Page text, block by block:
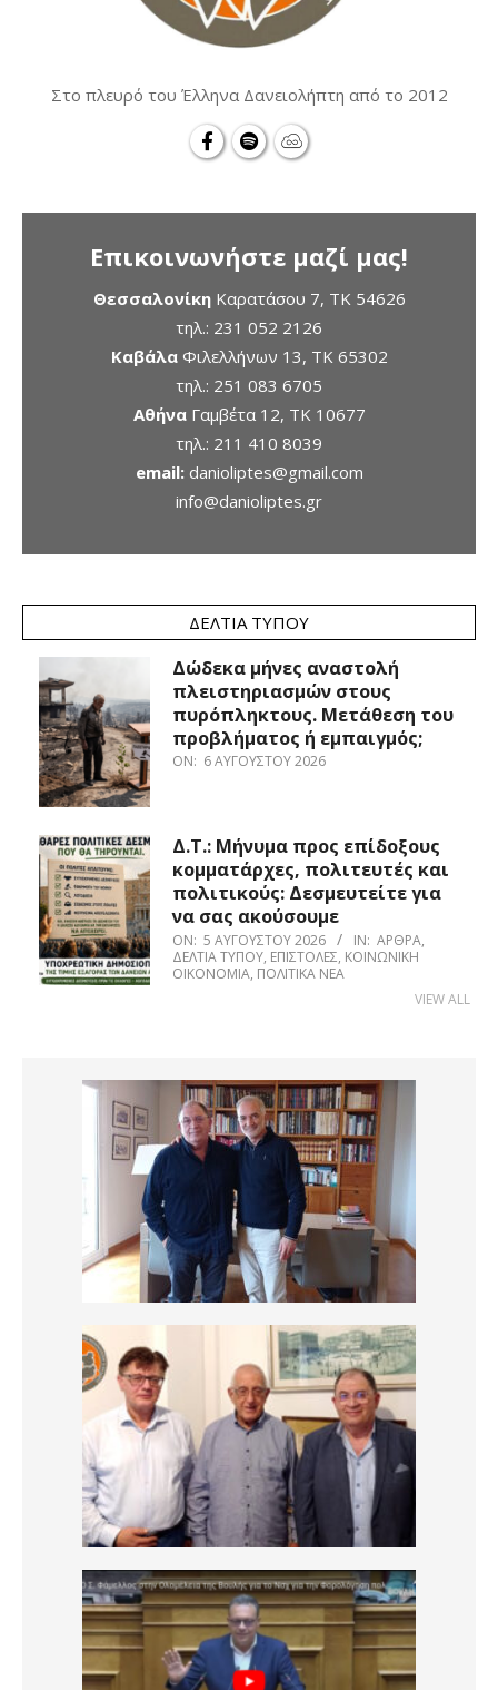
Στο πλευρό του Έλληνα Δανειολήπτη από το 2012
Επικοινωνήστε μαζί μας!
ΘεσσαλονίκηΚαρατάσου 7, TK 54626
τηλ.: 231 052 2126
ΚαβάλαΦιλελλήνων 13, ΤΚ 65302
τηλ.: 251 083 6705
ΑθήναΓαμβέτα 12, ΤΚ 10677
τηλ.: 211 410 8039
email: danioliptes@gmail.com
info@danioliptes.gr
ΔΕΛΤΊΑ ΤΎΠΟΥ
Δώδεκα μήνες αναστολή
πλειστηριασμών στους
πυρόπληκτους. Μετάθεση του
προβλήματος ή εμπαιγμός;
ON: 6 ΑΥΓΟΎΣΤΟΥ 2026
Δ.Τ.: Μήνυμα προς επίδοξους
κομματάρχες, πολιτευτές και
πολιτικούς: Δεσμευτείτε για
να σας ακούσουμε
ON: 5 ΑΥΓΟΎΣΤΟΥ 2026 IN: ΆΡΘΡΑ,
ΔΕΛΤΊΑ ΤΎΠΟΥ, ΕΠΙΣΤΟΛΈΣ, ΚΟΙΝΩΝΙΚΉ
ΟΙΚΟΝΟΜΊΑ, ΠΟΛΙΤΙΚΆ ΝΈΑ
VIEW ALL